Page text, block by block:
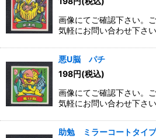
画像にてご確認下さい。
気軽にお問い合わせ下さい
悪U脳 パチ
198円(税込)
画像にてご確認下さい。
気軽にお問い合わせ下さい
助勉 ミラーコートタイ